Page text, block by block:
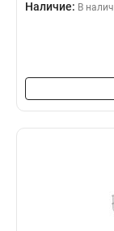
Наличие: В